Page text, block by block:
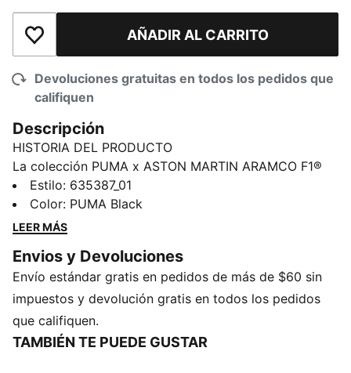
Añadir a la lista de deseosAÑADIR AL CARRITO
Devoluciones gratuitas en todos los pedidos que
califiquen
Descripción
HISTORIA DEL PRODUCTO
La colección PUMA x ASTON MARTIN ARAMCO F1®
TEAM redefine el estilo en la pista con un toque de
moda urbana. Impulsada por la velocidad y la
precisión, esta colección lleva la tecnología de las
actitud audaz integrados en cada detalle: creada para
moverse rápido, lucir elegante y dominar el momento.
CARACTERÍSTICAS Y BENEFICIOS
Fabricada con al menos un 20 % de algodón
reciclado.
Estilo: 635387_01
Color: PUMA Black
LEER MÁS
Envios y Devoluciones
Envío estándar gratis en pedidos de más de $60 sin
impuestos y devolución gratis en todos los pedidos
que califiquen.
TAMBIÉN TE PUEDE GUSTAR